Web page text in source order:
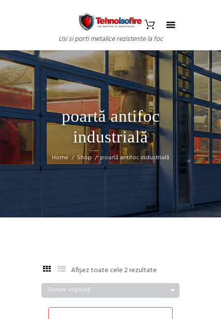
Usi si porti metalice rezistente la foc
poartă antifoc
industrială
Home Shop poartă antifoc industrială
Afișez toate cele 2 rezultate